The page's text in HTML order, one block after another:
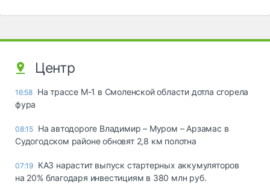
Центр
16:58 На трассе М-1 в Смоленской области дотла сгорела
фура
08:15 На автодороге Владимир – Муром – Арзамас в
Судогодском районе обновят 2,8 км полотна
07:19 КАЗ нарастит выпуск стартерных аккумуляторов
на 20% благодаря инвестициям в 380 млн руб.